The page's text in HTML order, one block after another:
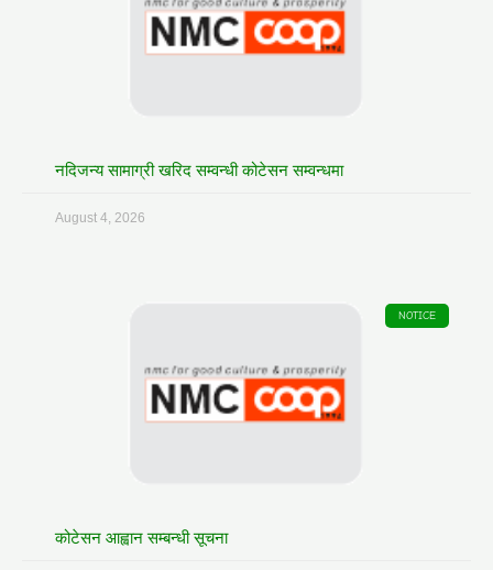
नदिजन्य सामाग्री खरिद सम्वन्धी कोटेसन सम्वन्धमा
August 4, 2026
NOTICE
कोटेसन आह्वान सम्बन्धी सूचना